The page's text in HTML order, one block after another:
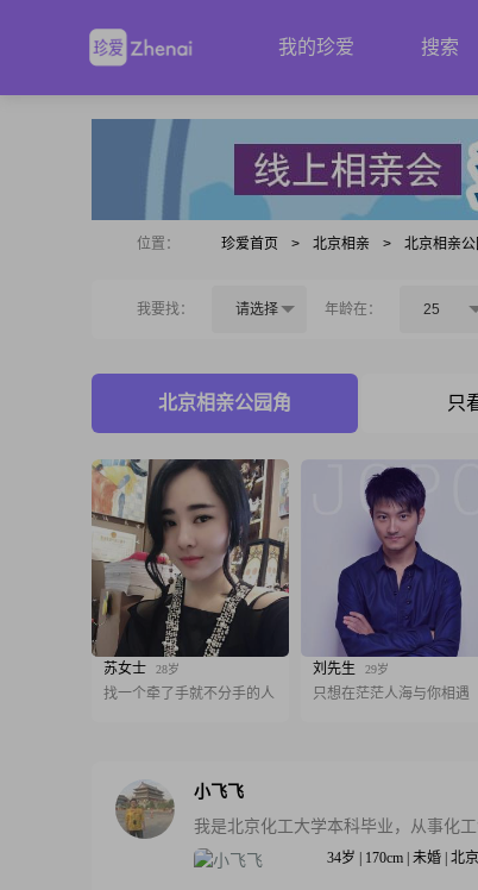
我的珍爱 搜索
位置： 珍爱首页 > 北京相亲 > 北京相亲公
我要找： 请选择 年龄在： 25
北京相亲公园角 只
苏女士 28岁
找一个牵了手就不分手的人
刘先生 29岁
只想在茫茫人海与你相遇
小飞飞
我是北京化工大学本科毕业，从事化
34岁 | 170cm | 未婚 | 北